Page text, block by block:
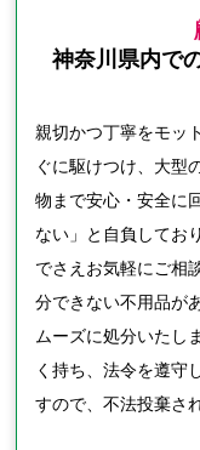
神奈川県内で
親切かつ丁寧をモッ
ぐに駆けつけ、大型
物まで安心・安全に
ない」と自負してお
でさえお気軽にご相
分できない不用品が
ムーズに処分いたし
く持ち、法令を遵守
すので、不法投棄さ